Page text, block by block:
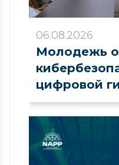
06.08.2026
Молодежь
цифровой